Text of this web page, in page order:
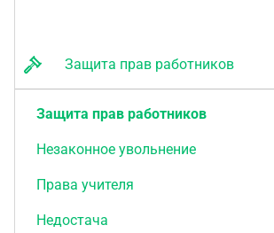
Защита прав работников
Защита прав работников
Незаконное увольнение
Права учителя
Недостача